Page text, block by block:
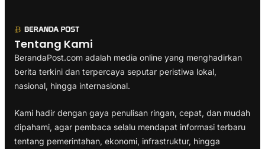
Tentang Kami
BerandaPost.com adalah media online yang menghadirkan
berita terkini dan terpercaya seputar peristiwa lokal,
nasional, hingga internasional.
Kami hadir dengan gaya penulisan ringan, cepat, dan mudah
dipahami, agar pembaca selalu mendapat informasi terbaru
tentang pemerintahan, ekonomi, infrastruktur, hingga